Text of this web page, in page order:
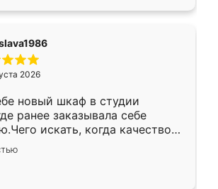
2026
новый шкаф в студии
ранее заказывала себе
искать, когда качеством
Служит кухня уже почти
нет.